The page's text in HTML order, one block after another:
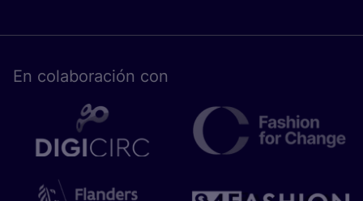
En cola­bo­ra­ción con